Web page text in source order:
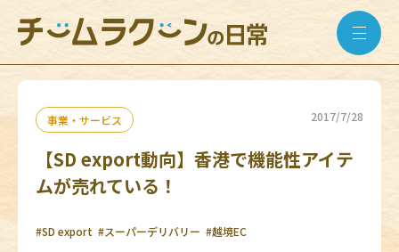
事業・サービス 2017/7/28
【SD export動向】香港で機能性アイテ
ムが売れている！
#SD export #スーパーデリバリー #越境EC